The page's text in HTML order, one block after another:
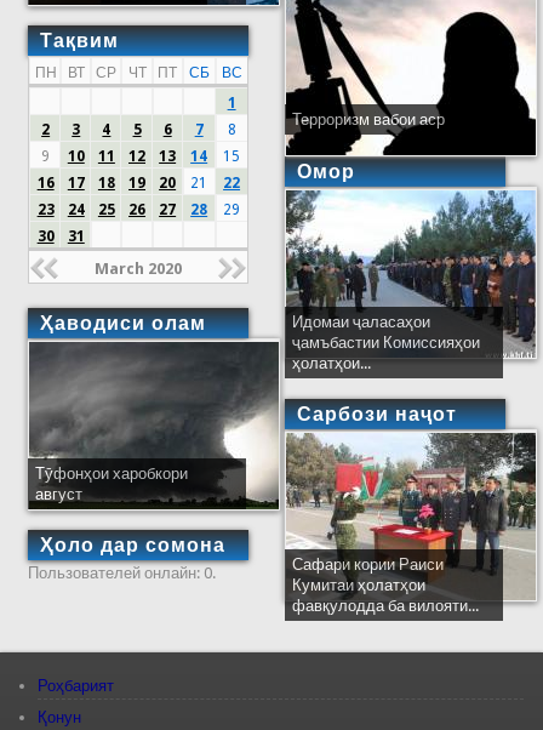
Тақвим
ПН ВТ СР ЧТ ПТ СБ
ВС
1
2
3 4 5 6 7
8
9
10 11 12 13 14
15
16
17 18 19 20 21
22
23
24 25 26 27 28
29
30
31
March 2020
Ҳаводиси олам
Тӯфонҳои харобкори
август
Ҳоло дар сомона
Пользователей онлайн: 0.
Терроризм вабои аср
Омор
Идомаи ҷаласаҳои
ҷамъбастии Комиссияҳои
ҳолатҳои...
Сарбози наҷот
Сафари кории Раиси
Кумитаи ҳолатҳои
фавқулодда ба вилояти...
Роҳбарият
Қонун